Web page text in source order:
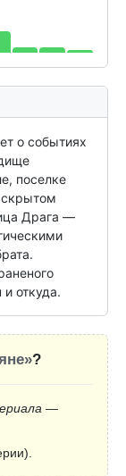
о событиях
поселке
скрытом
Драга —
откуда.
?
—